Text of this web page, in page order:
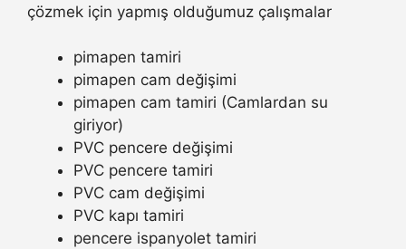
çözmek için yapmış olduğumuz çalışmalar
pimapen tamiri
pimapen cam değişimi
pimapen cam tamiri (Camlardan su
giriyor)
PVC pencere değişimi
PVC pencere tamiri
PVC cam değişimi
PVC kapı tamiri
pencere ispanyolet tamiri